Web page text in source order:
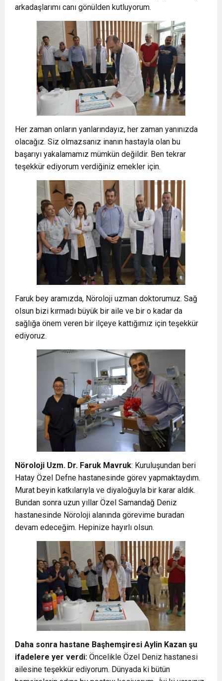
arkadaşlarımı canı gönülden kutluyorum.
Her zaman onların yanlarındayız, her zaman yanınızda
olacağız. Siz olmazsanız inanın hastayla olan bu
başarıyı yakalamamız mümkün değildir. Ben tekrar
teşekkür ediyorum verdiğiniz emekler için.
Faruk bey aramızda, Nöroloji uzman doktorumuz. Sağ
olsun bizi kırmadı büyük bir aile ve bir o kadar da
sağlığa önem veren bir ilçeye kattığımız için teşekkür
ediyoruz.
Nöroloji Uzm. Dr. Faruk Mavruk: Kuruluşundan beri
Hatay Özel Defne hastanesinde görev yapmaktaydım.
Murat beyin katkılarıyla ve diyaloğuyla bir karar aldık.
Bundan sonra uzun yıllar Özel Samandağ Deniz
hastanesinde Nöroloji alanında görevime buradan
devam edeceğim. Hepinize hayırlı olsun.
Daha sonra hastane Başhemşiresi Aylin Kazan şu
ifadelere yer verdi: Öncelikle Özel Deniz hastanesi
ailesine teşekkür ediyorum. Dünyada ki bütün